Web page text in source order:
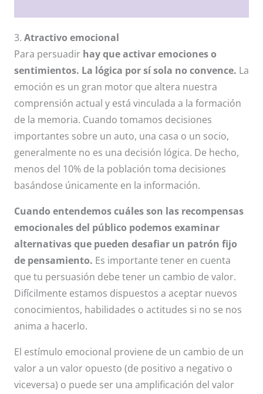
3. Atractivo emocional
Para persuadir hay que activar emociones o
sentimientos. La lógica por sí sola no convence. La
emoción es un gran motor que altera nuestra
comprensión actual y está vinculada a la formación
de la memoria. Cuando tomamos decisiones
importantes sobre un auto, una casa o un socio,
generalmente no es una decisión lógica. De hecho,
menos del 10% de la población toma decisiones
basándose únicamente en la información.
Cuando entendemos cuáles son las recompensas
emocionales del público podemos examinar
alternativas que pueden desafiar un patrón fijo
de pensamiento. Es importante tener en cuenta
que tu persuasión debe tener un cambio de valor.
Difícilmente estamos dispuestos a aceptar nuevos
conocimientos, habilidades o actitudes si no se nos
anima a hacerlo.
El estímulo emocional proviene de un cambio de un
valor a un valor opuesto (de positivo a negativo o
viceversa) o puede ser una amplificación del valor